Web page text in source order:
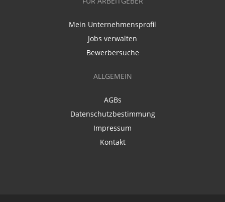
Mein Unternehmensprofil
Jobs verwalten
Bewerbersuche
ALLGEMEIN
AGBs
Datenschutzbestimmung
Impressum
Kontakt